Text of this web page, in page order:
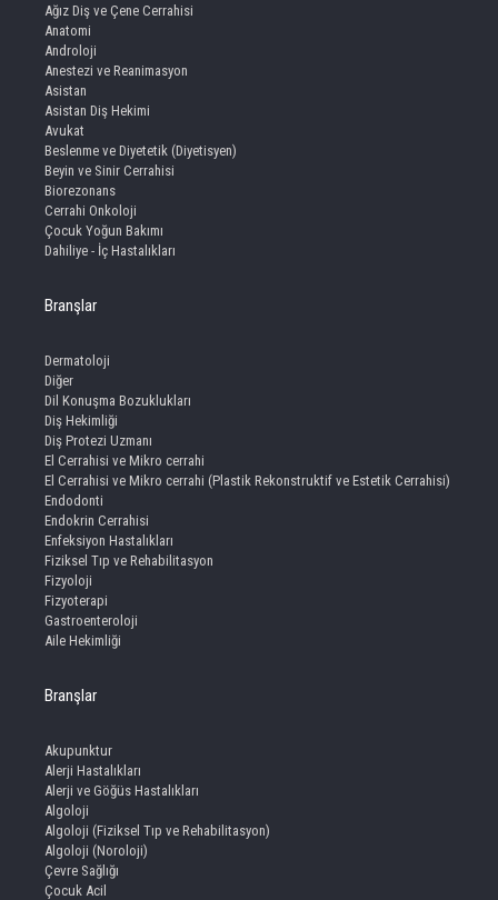
Ağız Diş ve Çene Cerrahisi
Anatomi
Androloji
Anestezi ve Reanimasyon
Asistan
Asistan Diş Hekimi
Avukat
Beslenme ve Diyetetik (Diyetisyen)
Beyin ve Sinir Cerrahisi
Biorezonans
Cerrahi Onkoloji
Çocuk Yoğun Bakımı
Dahiliye - İç Hastalıkları
Branşlar
Dermatoloji
Diğer
Dil Konuşma Bozuklukları
Diş Hekimliği
Diş Protezi Uzmanı
El Cerrahisi ve Mikro cerrahi
El Cerrahisi ve Mikro cerrahi (Plastik Rekonstruktif ve Estetik Cerrahisi)
Endodonti
Endokrin Cerrahisi
Enfeksiyon Hastalıkları
Fiziksel Tıp ve Rehabilitasyon
Fizyoloji
Fizyoterapi
Gastroenteroloji
Aile Hekimliği
Branşlar
Akupunktur
Alerji Hastalıkları
Alerji ve Göğüs Hastalıkları
Algoloji
Algoloji (Fiziksel Tıp ve Rehabilitasyon)
Algoloji (Noroloji)
Çevre Sağlığı
Çocuk Acil